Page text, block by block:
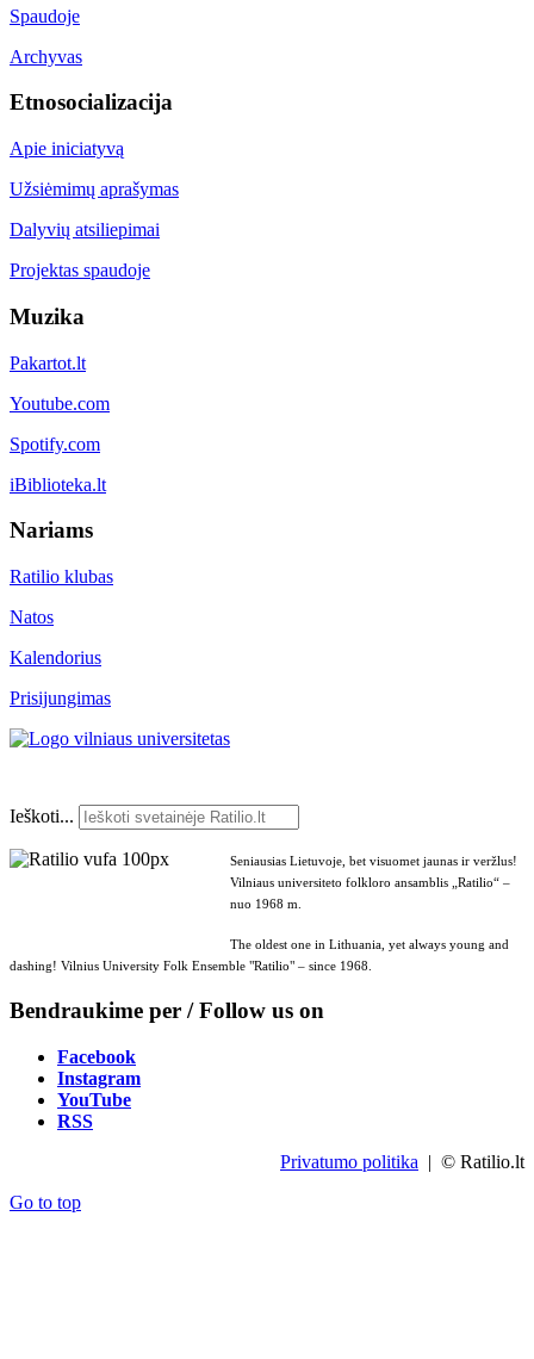
Spaudoje
Archyvas
Etnosocializacija
Apie iniciatyvą
Užsiėmimų aprašymas
Dalyvių atsiliepimai
Projektas spaudoje
Muzika
Pakartot.lt
Youtube.com
Spotify.com
iBiblioteka.lt
Nariams
Ratilio klubas
Natos
Kalendorius
Prisijungimas
Ieškoti...
Seniausias Lietuvoje, bet visuomet jaunas ir veržlus!
Vilniaus universiteto folkloro ansamblis „Ratilio“ –
nuo 1968 m.
The oldest one in Lithuania, yet always young and
dashing! Vilnius University Folk Ensemble "Ratilio" – since 1968.
Bendraukime per / Follow us on
Facebook
Instagram
YouTube
RSS
Privatumo politika | © Ratilio.lt
Go to top